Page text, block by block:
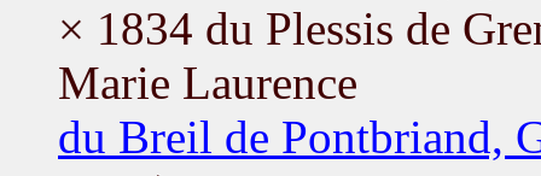
× 1834 du Plessis de
Marie Laurence
du Breil de Pontbriand,